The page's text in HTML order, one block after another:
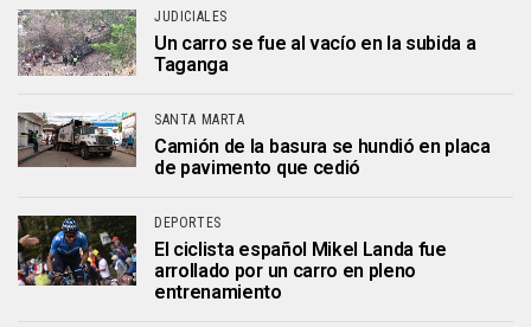
JUDICIALES
Un carro se fue al vacío en la subida a
Taganga
SANTA MARTA
Camión de la basura se hundió en placa
de pavimento que cedió
DEPORTES
El ciclista español Mikel Landa fue
arrollado por un carro en pleno
entrenamiento